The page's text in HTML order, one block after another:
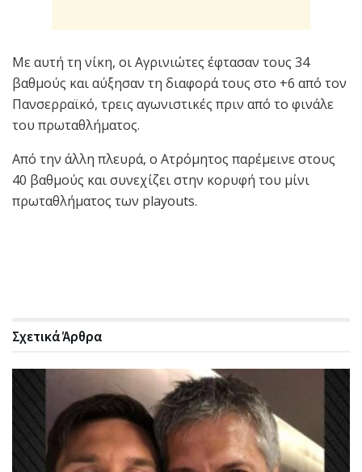
Με αυτή τη νίκη, οι Αγρινιώτες έφτασαν τους 34
βαθμούς και αύξησαν τη διαφορά τους στο +6 από τον
Πανσερραϊκό, τρεις αγωνιστικές πριν από το φινάλε
του πρωταθλήματος.
Από την άλλη πλευρά, ο Ατρόμητος παρέμεινε στους
40 βαθμούς και συνεχίζει στην κορυφή του μίνι
πρωταθλήματος των playouts.
ΣχετικάΆρθρα